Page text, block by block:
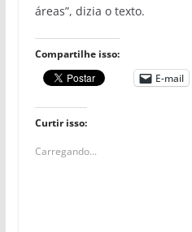
áreas”, dizia o texto.
Compartilhe isso:
E-mail
Curtir isso:
Carregando...